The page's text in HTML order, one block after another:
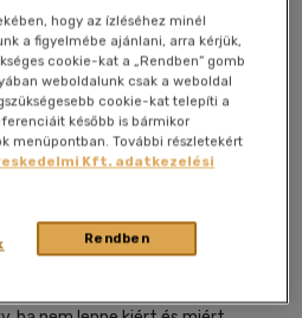
Megosztom
|
magyar nyelvű
hogy az ízléséhez minél
a figyelmébe ajánlani, arra kérjük,
cookie-kat a „Rendben” gomb
weboldalunk csak a weboldal
cookie-kat telepíti a
később is bármikor
menüpontban. További részletekért
Kft. adatkezelési
Rendben